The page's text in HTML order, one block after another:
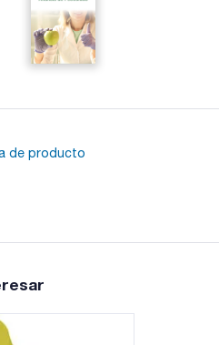
de producto